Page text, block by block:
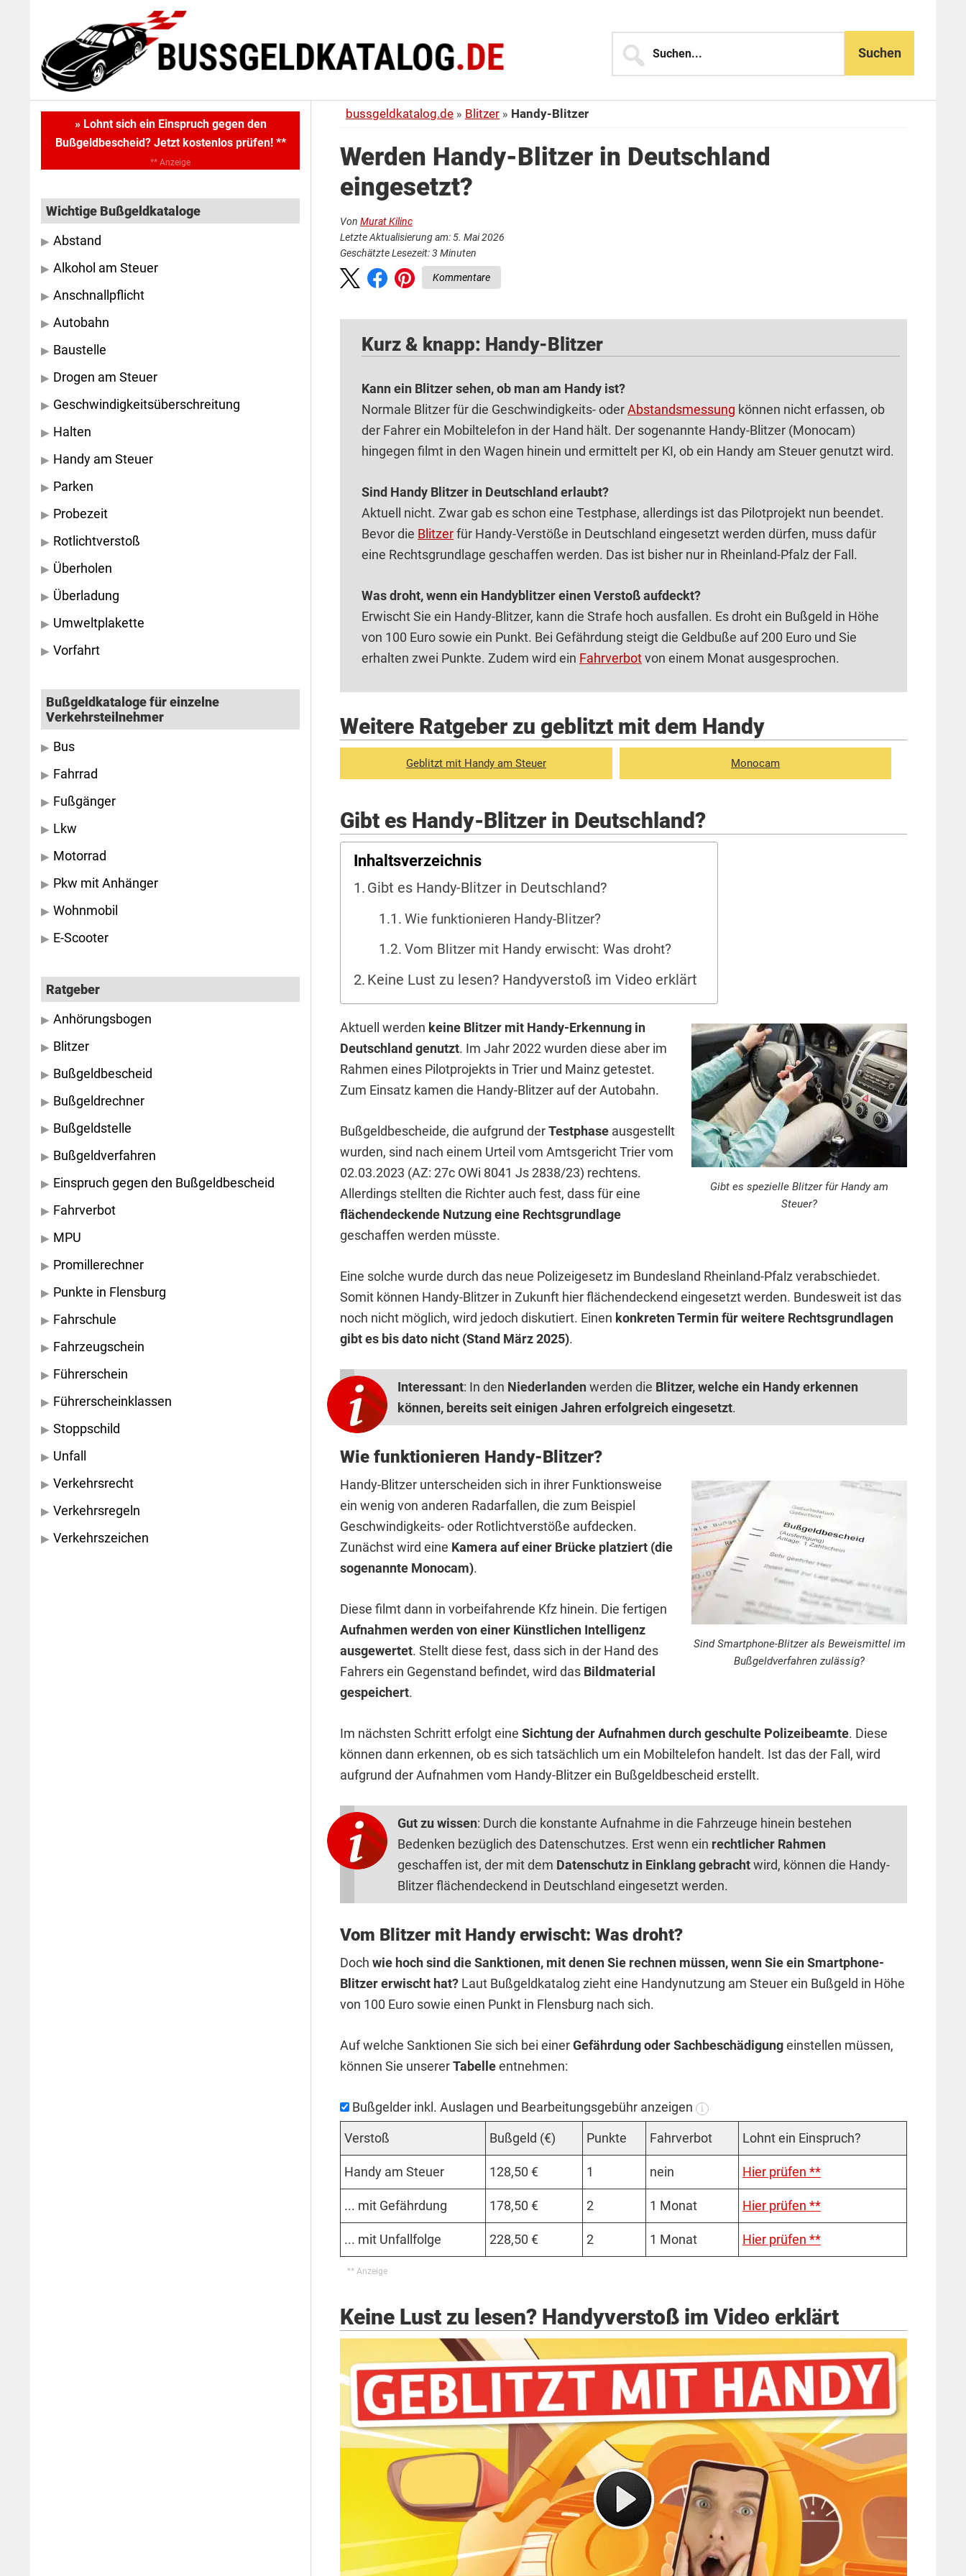
content
sidebar
bussgeldkatalog.de Blitzer Handy-Blitzer
Werden Handy-Blitzer in Deutschland
eingesetzt?
Von Murat Kilinc
Letzte Aktualisierung am: 5. Mai 2026
Geschätzte Lesezeit:3 Minuten
Kommentare
Kurz & knapp: Handy-Blitzer
Kann ein Blitzer sehen, ob man am Handy ist?
Normale Blitzer für die Geschwindigkeits- oderAbstandsmessung können nicht erfassen, ob
der Fahrer ein Mobiltelefon in der Hand hält. Der sogenannte Handy-Blitzer (Monocam)
hingegen filmt in den Wagen hinein und ermittelt per KI, ob ein Handy am Steuer genutzt wird.
Sind Handy Blitzer in Deutschland erlaubt?
Aktuell nicht. Zwar gab es schon eine Testphase, allerdings ist das Pilotprojekt nun beendet.
Bevor die Blitzerfür Handy-Verstöße in Deutschland eingesetzt werden dürfen, muss dafür
eine Rechtsgrundlage geschaffen werden. Das ist bisher nur in Rheinland-Pfalz der Fall.
Was droht, wenn ein Handyblitzer einen Verstoß aufdeckt?
Erwischt Sie ein Handy-Blitzer, kann die Strafe hoch ausfallen. Es droht ein Bußgeld in Höhe
von 100 Euro sowie ein Punkt. Bei Gefährdung steigt die Geldbuße auf 200 Euro und Sie
erhalten zwei Punkte. Zudem wird ein Fahrverbotvon einem Monat ausgesprochen.
Weitere Ratgeber zu geblitzt mit dem Handy
Geblitzt mit Handy am Steuer Monocam
Gibt es Handy-Blitzer in Deutschland?
Inhaltsverzeichnis
Gibt es Handy-Blitzer in Deutschland?
Wie funktionieren Handy-Blitzer?
Vom Blitzer mit Handy erwischt: Was droht?
Keine Lust zu lesen? Handyverstoß im Video erklärt
Gibt es spezielle Blitzer für Handy am
Steuer?
Aktuell werden keine Blitzer mit Handy-Erkennung in
Deutschland genutzt. Im Jahr 2022 wurden diese aber im
Rahmen eines Pilotprojekts in Trier und Mainz getestet.
Zum Einsatz kamen die Handy-Blitzer auf der Autobahn.
Bußgeldbescheide, die aufgrund derTestphase ausgestellt
wurden, sind nach einem Urteil vom Amtsgericht Trier vom
02.03.2023 (AZ: 27c OWi 8041 Js 2838/23) rechtens.
Allerdings stellten die Richter auch fest, dass für eine
flächendeckende Nutzung eine Rechtsgrundlage
geschaffen werden müsste.
Eine solche wurde durch das neue Polizeigesetz im Bundesland Rheinland-Pfalz verabschiedet.
Somit können Handy-Blitzer in Zukunft hier flächendeckend eingesetzt werden. Bundesweit ist das
noch nicht möglich, wird jedoch diskutiert. Einen konkreten Termin für weitere Rechtsgrundlagen
gibt es bis dato nicht (Stand März 2025).
Interessant: In den Niederlanden werden die Blitzer, welche ein Handy erkennen
können, bereits seit einigen Jahren erfolgreich eingesetzt.
Wie funktionieren Handy-Blitzer?
Sind Smartphone-Blitzer als Beweismittel im
Bußgeldverfahren zulässig?
Handy-Blitzer unterscheiden sich in ihrer Funktionsweise
ein wenig von anderen Radarfallen, die zum Beispiel
Geschwindigkeits- oder Rotlichtverstöße aufdecken.
Zunächst wird eine Kamera auf einer Brücke platziert (die
sogenannte Monocam).
Diese filmt dann in vorbeifahrende Kfz hinein. Die fertigen
Aufnahmen werden von einer Künstlichen Intelligenz
ausgewertet. Stellt diese fest, dass sich in der Hand des
Fahrers ein Gegenstand befindet, wird das Bildmaterial
gespeichert.
Im nächsten Schritt erfolgt eine Sichtung der Aufnahmen durch geschulte Polizeibeamte. Diese
können dann erkennen, ob es sich tatsächlich um ein Mobiltelefon handelt. Ist das der Fall, wird
aufgrund der Aufnahmen vom Handy-Blitzer ein Bußgeldbescheid erstellt.
Gut zu wissen: Durch die konstante Aufnahme in die Fahrzeuge hinein bestehen
Bedenken bezüglich des Datenschutzes. Erst wenn ein rechtlicher Rahmen
geschaffen ist, der mit dem Datenschutz in Einklang gebrachtwird, können die Handy-
Blitzer flächendeckend in Deutschland eingesetzt werden.
Vom Blitzer mit Handy erwischt: Was droht?
Doch wie hoch sind die Sanktionen, mit denen Sie rechnen müssen, wenn Sie ein Smartphone-
Blitzer erwischt hat? Laut Bußgeldkatalog zieht eine Handynutzung am Steuer ein Bußgeld in Höhe
von 100 Euro sowie einen Punkt in Flensburg nach sich.
Auf welche Sanktionen Sie sich bei einerGefährdung oder Sachbeschädigungeinstellen müssen,
können Sie unsererTabelleentnehmen:
Bußgelder inkl. Auslagen und Bearbeitungsgebühr anzeigen i
Ver­stoß Buß­geld (€) Punk­te Fahr­ver­bot Lohnt ein Einspruch?
Han­dy am Steu­er 128,50 € 1 nein Hier prüfen **
... mit Ge­fähr­dung 178,50 € 2 1 Mo­nat Hier prüfen **
... mit Un­fall­fol­ge 228,50 € 2 1 Mo­nat Hier prüfen **
Keine Lust zu lesen? Handyverstoß im Video erklärt
Primary
Sidebar
» Lohnt sich ein Einspruch gegen den
Bußgeldbescheid? Jetzt kostenlos prüfen! **
** Anzeige
Wichtige Bußgeldkataloge
Abstand
Alkohol am Steuer
Anschnallpflicht
Autobahn
Baustelle
Drogen am Steuer
Geschwindigkeitsüberschreitung
Halten
Handy am Steuer
Parken
Probezeit
Rotlichtverstoß
Überholen
Überladung
Umweltplakette
Vorfahrt
Bußgeldkataloge für einzelne
Verkehrsteilnehmer
Bus
Fahrrad
Fußgänger
Lkw
Motorrad
Pkw mit Anhänger
Wohnmobil
E-Scooter
Ratgeber
Anhörungsbogen
Blitzer
Bußgeldbescheid
Bußgeldrechner
Bußgeldstelle
Bußgeldverfahren
Einspruch gegen den Bußgeldbescheid
Fahrverbot
MPU
Promillerechner
Punkte in Flensburg
Fahrschule
Fahrzeugschein
Führerschein
Führerscheinklassen
Stoppschild
Unfall
Verkehrsrecht
Verkehrsregeln
Verkehrszeichen